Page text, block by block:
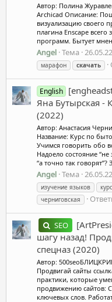
Автор: Полина
Archicad Описание:
визуализацию своего
плагина Enscape
программ. Бытует
Angel Тема 26.05.22
марафон
скачать
English
Яна Бутырская -
(2022)
Автор: Анастасия
Название: Курс по
Учимся говорить обо
Надоело состояние
“а точно так говорят”?
Angel Тема 26.05.22
изучение языков
черниговская
SEO
шагу назад!
спецназ (2020)
Автор:
Продвигай сайты
практики, которые
продвижению сайтов:
ключевых слов.